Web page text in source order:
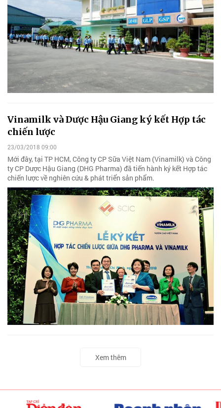
Vinamilk và Dược Hậu Giang ký kết Hợp tác
chiến lược
23/03/2018 09:00
Mới đây, tại TP HCM, Công ty CP Sữa Việt Nam (Vinamilk) và Công
ty CP Dược Hậu Giang (DHG Pharma) đã tiến hành ký kết Hợp tác
chiến lược về nghiên cứu & phát triển sản phẩm.
Xem thêm